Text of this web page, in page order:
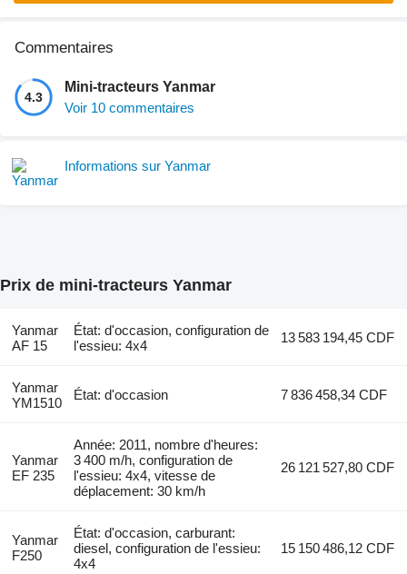
Commentaires
4.3
Mini-tracteurs Yanmar
Voir 10 commentaires
Informations sur Yanmar
Prix de mini-tracteurs Yanmar
Yanmar
AF 15
État: d'occasion, configuration de
l'essieu: 4x4
13 583 194,45 CDF
Yanmar
YM1510
État: d'occasion 7 836 458,34 CDF
Yanmar
EF 235
Année: 2011, nombre d'heures:
3 400 m/h, configuration de
l'essieu: 4x4, vitesse de
déplacement: 30 km/h
26 121 527,80 CDF
Yanmar
F250
État: d'occasion, carburant:
diesel, configuration de l'essieu:
4x4
15 150 486,12 CDF